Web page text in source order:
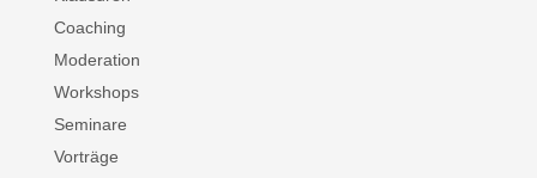
Coaching
Moderation
Workshops
Seminare
Vorträge